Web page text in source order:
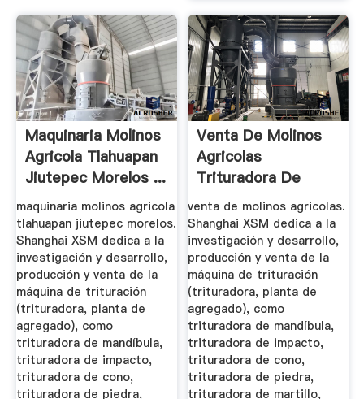
Maquinaria Molinos
Agricola Tlahuapan
Jiutepec Morelos ...
maquinaria molinos agricola
tlahuapan jiutepec morelos.
Shanghai XSM dedica a la
investigación y desarrollo,
producción y venta de la
máquina de trituración
(trituradora, planta de
agregado), como
trituradora de mandíbula,
trituradora de impacto,
trituradora de cono,
trituradora de piedra,
Venta De Molinos
Agricolas
Trituradora De
Cono
venta de molinos agricolas.
Shanghai XSM dedica a la
investigación y desarrollo,
producción y venta de la
máquina de trituración
(trituradora, planta de
agregado), como
trituradora de mandíbula,
trituradora de impacto,
trituradora de cono,
trituradora de piedra,
trituradora de martillo,